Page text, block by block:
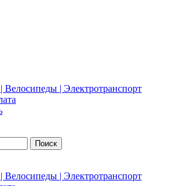
Велосипеды | Электротранспорт
Поиск
Велосипеды | Электротранспорт